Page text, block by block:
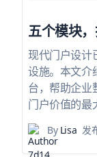
五个模块
现代门户设计
设施。本文介
台，帮助企业
门户价值的最
ByLisa 发